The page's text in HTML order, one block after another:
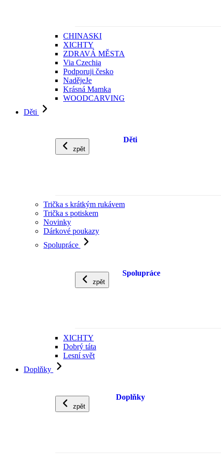
CHINASKI
XICHTY
ZDRAVÁ MĚSTA
Via Czechia
Podporuji česko
NadějeJe
Krásná Mamka
WOODCARVING
Děti
zpět
Děti
Trička s krátkým rukávem
Trička s potiskem
Novinky
Dárkové poukazy
Spolupráce
zpět
Spolupráce
XICHTY
Dobrý táta
Lesní svět
Doplňky
zpět
Doplňky